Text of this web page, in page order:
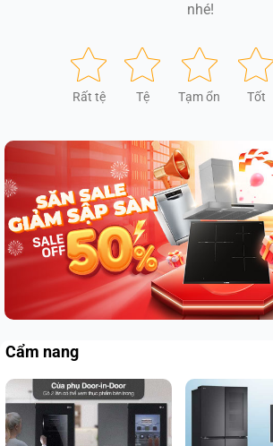
nhé!
Rất tệ Tệ Tạm ổn Tốt
Cẩm nang